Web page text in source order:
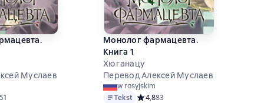
Муслаев
рейтинг 4,8 на основе 51 оценок
51
Монолог фармацевта.
Книга 1
Хюганацу
Перевод Алексей Муслаев
w rosyjskim
Tekst Средний рейтинг 4,8 на основе 83
4,883